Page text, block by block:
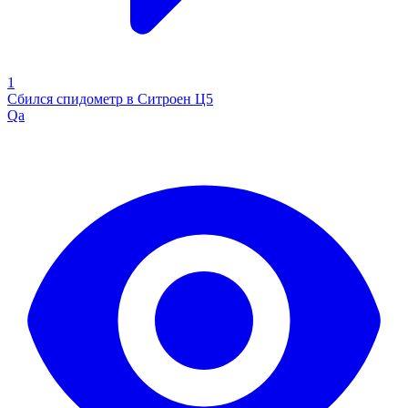
1
Сбился спидометр в Ситроен Ц5
Qa